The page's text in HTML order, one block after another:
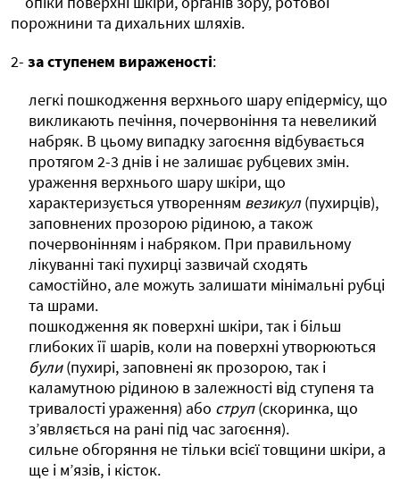
порожнини та дихальних шляхів.
2- за ступенем вираженості:
легкі пошкодження верхнього шару епідермісу, що
викликають печіння, почервоніння та невеликий
набряк. В цьому випадку загоєння відбувається
протягом 2-3 днів і не залишає рубцевих змін.
ураження верхнього шару шкіри, що
характеризується утворенням везикул(пухирців),
заповнених прозорою рідиною, а також
почервонінням і набряком. При правильному
лікуванні такі пухирці зазвичай сходять
самостійно, але можуть залишати мінімальні рубці
та шрами.
пошкодження як поверхні шкіри, так і більш
глибоких її шарів, коли на поверхні утворюються
були(пухирі, заповнені як прозорою, так і
каламутною рідиною в залежності від ступеня та
тривалості ураження) або струп(скоринка, що
з’являється на рані під час загоєння).
сильне обгоряння не тільки всієї товщини шкіри, а
ще і м’язів, і кісток.